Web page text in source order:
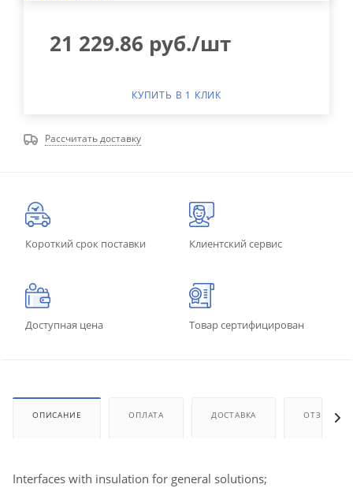
21 229.86 руб./шт
КУПИТЬ В 1 КЛИК
Рассчитать доставку
Короткий срок поставки Клиентский сервис
Доступная цена Товар сертифицирован
ОПИСАНИЕ ОПЛАТА ДОСТАВКА ОТЗЫВЫ
Interfaces with insulation for general solutions;